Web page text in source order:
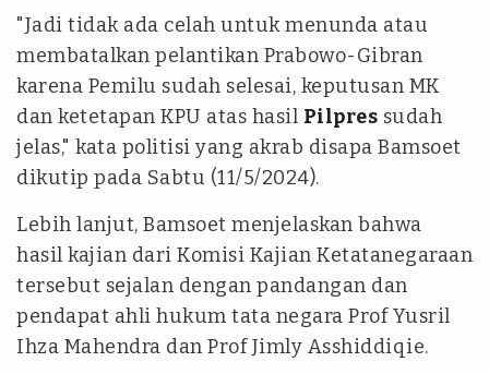
"Jadi tidak ada celah untuk menunda atau
membatalkan pelantikan Prabowo-Gibran
karena Pemilu sudah selesai, keputusan MK
dan ketetapan KPU atas hasil Pilpres sudah
jelas," kata politisi yang akrab disapa Bamsoet
dikutip pada Sabtu (11/5/2024).
Lebih lanjut, Bamsoet menjelaskan bahwa
hasil kajian dari Komisi Kajian Ketatanegaraan
tersebut sejalan dengan pandangan dan
pendapat ahli hukum tata negara Prof Yusril
Ihza Mahendra dan Prof Jimly Asshiddiqie.